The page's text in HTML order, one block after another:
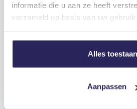
informatie die u aan ze heeft
verzameld op basis van uw
Alles toestaan
Aanpassen
Benieuwd hoe het